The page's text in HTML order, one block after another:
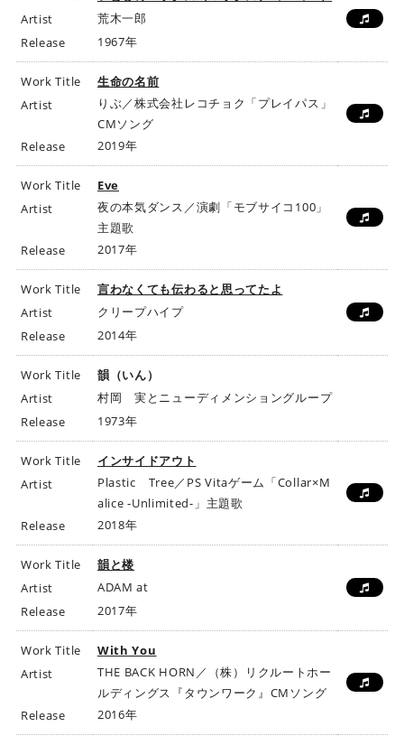
Artist
荒木一郎
Release
1967年
Work Title
生命の名前
Artist
りぶ／株式会社レコチョク「プレイパス」
CMソング
Release
2019年
Work Title
Eve
Artist
夜の本気ダンス／演劇「モブサイコ100」
主題歌
Release
2017年
Work Title
言わなくても伝わると思ってたよ
Artist
クリープハイプ
Release
2014年
Work Title
韻（いん）
Artist
村岡 実とニューディメンショングループ
Release
1973年
Work Title
インサイドアウト
Artist
Plastic Tree／PS Vitaゲーム「Collar×M
alice -Unlimited-」主題歌
Release
2018年
Work Title
韻と楼
Artist
ADAM at
Release
2017年
Work Title
With You
Artist
THE BACK HORN／（株）リクルートホー
ルディングス『タウンワーク』CMソング
Release
2016年